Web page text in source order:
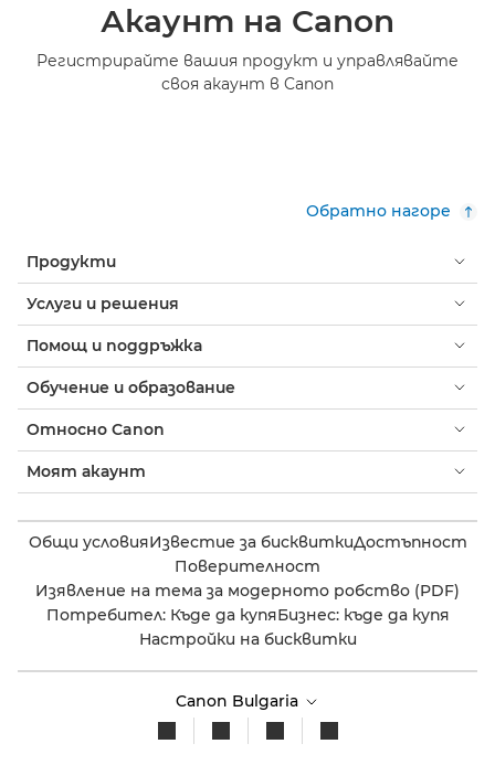
Акаунт на Canon
Регистрирайте вашия продукт и управлявайте
своя акаунт в Canon
Обратно нагоре
Продукти
Услуги и решения
Помощ и поддръжка
Обучение и образование
Относно Canon
Моят акаунт
Общи условияИзвестие за бисквиткиДостъпност
Поверителност
Изявление на тема за модерното робство (PDF)
Потребител: Къде да купяБизнес: къде да купя
Настройки на бисквитки
Canon Bulgaria